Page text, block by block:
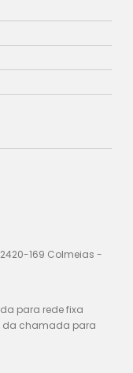
169 Colmeias -
para rede fixa
da chamada para